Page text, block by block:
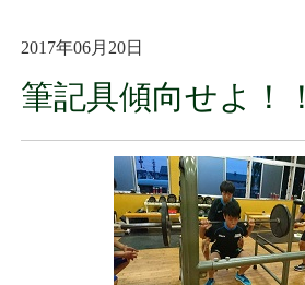
2017年06月20日
筆記具傾向せよ！！